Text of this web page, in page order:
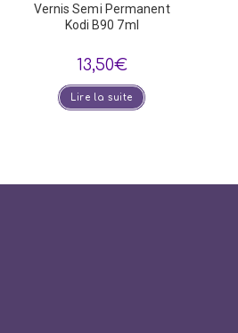
Vernis Semi Permanent
Kodi B90 7ml
13,50€
Lire la suite